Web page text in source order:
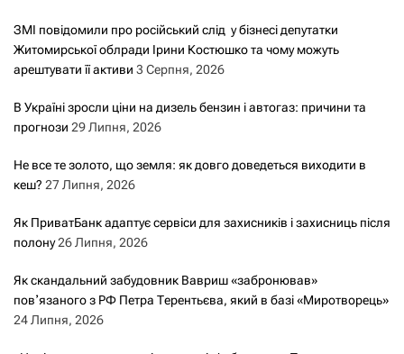
ЗМІ повідомили про російський слід у бізнесі депутатки
Житомирської облради Ірини Костюшко та чому можуть
арештувати її активи 3 Серпня, 2026
В Україні зросли ціни на дизель бензин і автогаз: причини та
прогнози 29 Липня, 2026
Не все те золото, що земля: як довго доведеться виходити в
кеш? 27 Липня, 2026
Як ПриватБанк адаптує сервіси для захисників і захисниць після
полону26 Липня, 2026
Як скандальний забудовник Вавриш «забронював»
повʼязаного з РФ Петра Терентьєва, який в базі «Миротворець»
24 Липня, 2026